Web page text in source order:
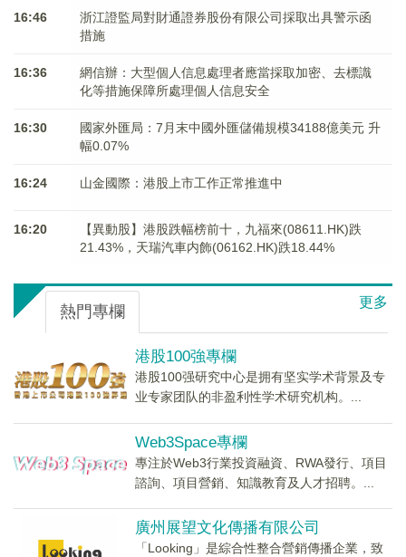
16:46
浙江證監局對財通證券股份有限公司採取出具警示函
措施
16:36
網信辦：大型個人信息處理者應當採取加密、去標識
化等措施保障所處理個人信息安全
16:30
國家外匯局：7月末中國外匯儲備規模34188億美元 升
幅0.07%
16:24 山金國際：港股上市工作正常推進中
16:20
【異動股】港股跌幅榜前十，九福來(08611.HK)跌
21.43%，天瑞汽車内飾(06162.HK)跌18.44%
更多
熱門專欄
港股100強專欄
港股100强研究中心是拥有坚实学术背景及专
业专家团队的非盈利性学术研究机构。...
Web3Space專欄
專注於Web3行業投資融資、RWA發行、項目
諮詢、項目營銷、知識教育及人才招聘。...
廣州展望文化傳播有限公司
「Looking」是綜合性整合營銷傳播企業，致